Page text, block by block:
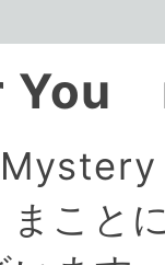
You
まこと